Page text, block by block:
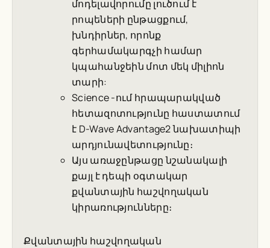
մոդելավորումը լուծում է
րոպեների ընթացքում,
խնդիրներ, որոնք
գերհամակարգչի համար
կպահանջեին մոտ մեկ միլիոն
տարի:
Science-ում հրապարակված
հետազոտությունը հաստատում
է D-Wave Advantage2 նախատիպի
արդյունավետությունը։
Այս առաջընթացը նշանակալի
քայլ է դեպի օգտակար
քվանտային հաշվողական
կիրառությունները։
Քվանտային հաշվողական